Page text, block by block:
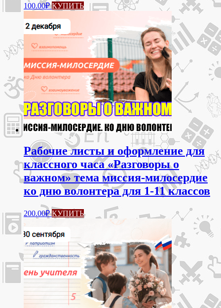
100.00₽ КУПИТЬ
Рабочие листы и оформление для
классного часа «Разговоры о
важном» тема миссия-милосердие
ко дню волонтера для 1-11 классов
200.00₽ КУПИТЬ